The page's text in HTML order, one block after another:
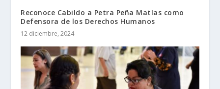
Reconoce Cabildo a Petra Peña Matías como
Defensora de los Derechos Humanos
12 diciembre, 2024